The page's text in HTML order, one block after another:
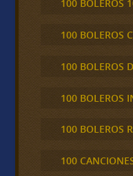
100 BOLEROS
100 BOLEROS
100 BOLEROS
100 BOLEROS
100 BOLEROS
100